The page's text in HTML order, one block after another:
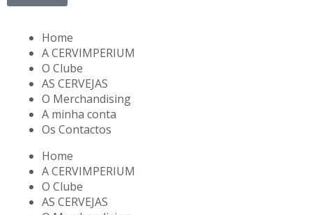
Home
A CERVIMPERIUM
O Clube
AS CERVEJAS
O Merchandising
A minha conta
Os Contactos
Home
A CERVIMPERIUM
O Clube
AS CERVEJAS